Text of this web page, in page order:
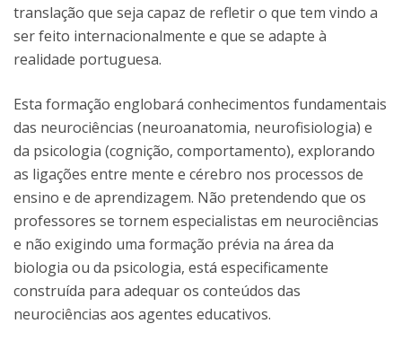
translação que seja capaz de refletir o que tem vindo a
ser feito internacionalmente e que se adapte à
realidade portuguesa.
Esta formação englobará conhecimentos fundamentais
das neurociências (neuroanatomia, neurofisiologia) e
da psicologia (cognição, comportamento), explorando
as ligações entre mente e cérebro nos processos de
ensino e de aprendizagem. Não pretendendo que os
professores se tornem especialistas em neurociências
e não exigindo uma formação prévia na área da
biologia ou da psicologia, está especificamente
construída para adequar os conteúdos das
neurociências aos agentes educativos.